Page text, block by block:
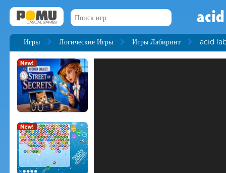
Игры Логические Игры Игры Лабиринт acid